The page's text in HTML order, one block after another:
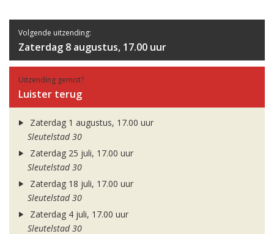
Volgende uitzending:
Zaterdag 8 augustus, 17.00 uur
Uitzending gemist?
Luister terug
Zaterdag 1 augustus, 17.00 uur
Sleutelstad 30
Zaterdag 25 juli, 17.00 uur
Sleutelstad 30
Zaterdag 18 juli, 17.00 uur
Sleutelstad 30
Zaterdag 4 juli, 17.00 uur
Sleutelstad 30